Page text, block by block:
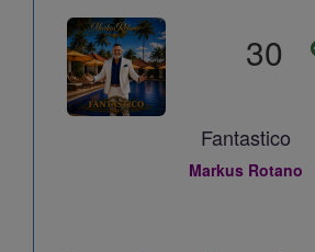
30
Fantastico
Markus Rotano